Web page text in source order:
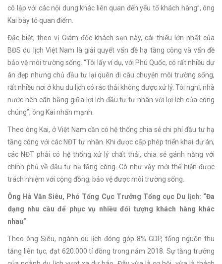
cô lập với các nội dung khác liên quan đến yếu tố khách hàng”, ông
Kai bày tỏ quan điểm.
Đặc biệt, theo vị Giám đốc khách sạn này, cái thiếu lớn nhất của
BĐS du lịch Việt Nam là giải quyết vấn đề hạ tầng công và vấn đề
bảo vệ môi trường sống. “Tôi lấy ví dụ, với Phú Quốc, có rất nhiều dự
án đẹp nhưng chủ đầu tư lại quên đi câu chuyện môi trường sống,
rất nhiều nơi ở khu du lịch có rác thải không được xử lý. Tôi nghĩ, nhà
nước nên cân bằng giữa lợi ích đầu tư tư nhân với lợi ích của công
chúng”, ông Kai nhấn mạnh.
Theo ông Kai, ở Việt Nam cần có hệ thống chia sẻ chi phí đầu tư hạ
tầng công với các NĐT tư nhân. Khi được cấp phép triển khai dự án,
các NĐT phải có hệ thống xử lý chất thải, chia sẻ gánh nặng với
chính phủ về đầu tư hạ tầng công. Có như vậy mới thể hiện được
trách nhiệm với cộng đồng, bảo vệ được môi trường sống.
Ông Hà Văn Siêu, Phó Tổng Cục Trưởng Tổng cục Du lịch: “Đa
dạng nhu cầu để phục vụ nhiều đối tượng khách hàng khác
nhau”
Theo ông Siêu, ngành du lịch đóng góp 8% GDP, tổng nguồn thu
tăng liên tục, đạt 620.000 tỉ đồng trong năm 2018. Sự tăng trưởng